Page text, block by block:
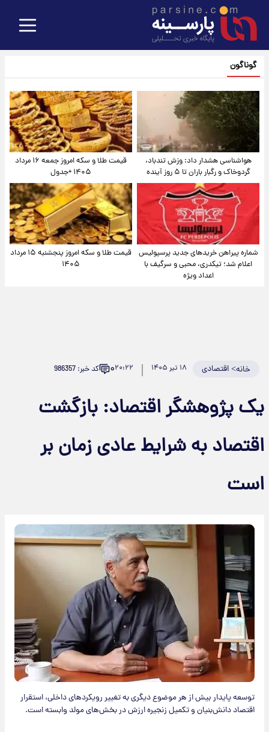
گوناگون
هواشناسی هشدار داد: وزش تندباد،
گردوخاک و رگبار باران تا ۵ روز آینده
قیمت طلا و سکه امروز جمعه ۱۶ مرداد
۱۴۰۵ +جدول
شماره پیراهن خریدهای جدید پرسپولیس
اعلام شد؛ تیکدری، محبی و سرگیف با
اعداد ویژه
قیمت طلا و سکه امروز پنجشنبه ۱۵ مرداد
۱۴۰۵
خانه>اقتصادی ۱۸ تیر ۱۴۰۵ ۲۰:۲۲۰ کد خبر: 986357
یک پژوهشگر اقتصاد: بازگشت
اقتصاد به شرایط عادی زمان بر
است
توسعه پایدار بیش از هر موضوع دیگری به تغییر رویکردهای داخلی، استقرار
اقتصاد دانش‌بنیان و تکمیل زنجیره ارزش در بخش‌های مولد وابسته است.